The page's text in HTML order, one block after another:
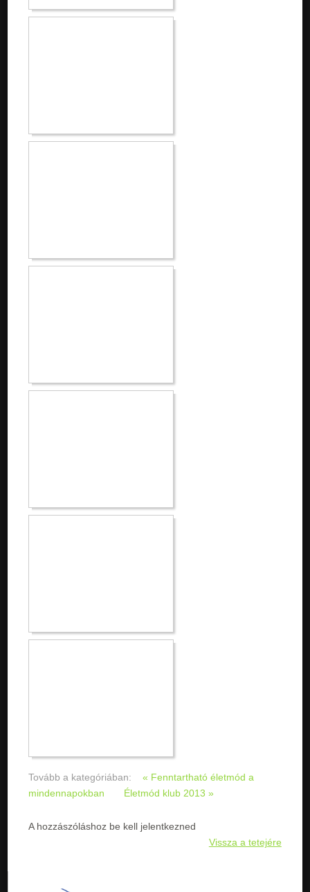
Tovább a kategóriában:
« Fenntartható életmód a
mindennapokban
Életmód klub 2013 »
A hozzászóláshoz be kell jelentkezned
Vissza a tetejére